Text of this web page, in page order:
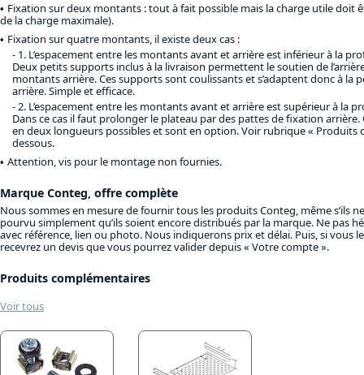
Fixation sur deux montants : tout à fait possible mais la charge utile doit
de la charge maximale).
Fixation sur quatre montants, il existe deux cas :
1. L’espacement entre les montants avant et arrière est inférieur à la
Deux petits supports inclus à la livraison permettent le soutien de
montants arrière. Ces supports sont coulissants et s’adaptent donc à la
arrière. Simple et efficace.
2. L’espacement entre les montants avant et arrière est supérieur à la
Dans ce cas il faut prolonger le plateau par des pattes de fixation arrière.
en deux longueurs possibles et sont en option. Voir rubrique « Produits
dessous.
Attention, vis pour le montage non fournies.
Marque Conteg, offre complète
Nous sommes en mesure de fournir tous les produits Conteg, même s’ils
pourvu simplement qu’ils soient encore distribués par la marque. Ne pas
avec référence, lien ou photo. Nous indiquerons prix et délai. Puis, si vous
recevrez un devis que vous pourrez valider depuis « Votre compte ».
Produits complémentaires
Voir tous